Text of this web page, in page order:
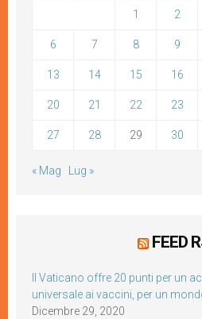
1 2
6 7 8 9
13 14 15 16
20 21 22 23
27 28 29 30
« Mag Lug »
FEED
Il Vaticano offre 20 punti per un
universale ai vaccini, per un
Dicembre 29, 2020